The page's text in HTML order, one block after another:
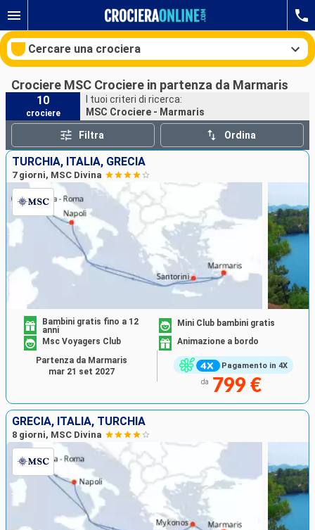
Cercare una crociera
Le nostre destinazioni
Mesi di partenza
Porti Compagnie
Ricerca
Crociere MSC Crociere in partenza da Marmaris
10
crociere
I tuoi criteri di ricerca:
MSC Crociere - Marmaris
Filtra Ordina
TURCHIA, ITALIA, GRECIA
7 giorni, MSC Divina
Pagamento in 4X
Bambini gratis fino a 12
anni
Mini Club bambini gratis
Msc Voyagers Club
Animazione a bordo
da 799 €
Partenza da Marmaris
mar 21 set 2027
GRECIA, ITALIA, TURCHIA
8 giorni, MSC Divina